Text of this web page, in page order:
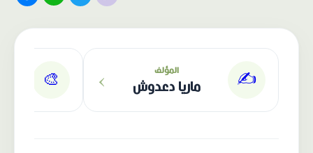
✍️ المؤلف
ماريا دعدوش ›
🎨